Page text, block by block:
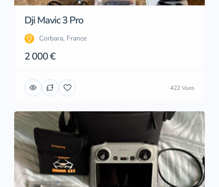
Dji Mavic 3 Pro
Corbara, France
2 000 €
422 Vues